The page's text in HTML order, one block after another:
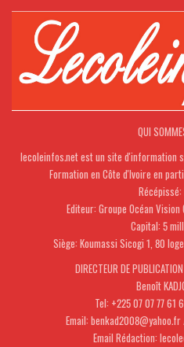
QUI
lecoleinfos.net est un site d'information
Formation en Côte d'Ivoire en
Récépissé:
Editeur: Groupe Océan Vision
Capital: 5
Siège: Koumassi Sicogi 1, 80
DIRECTEUR DE
Benoît
Tel: +225 07 07 77 61
Email:
Email Rédaction: